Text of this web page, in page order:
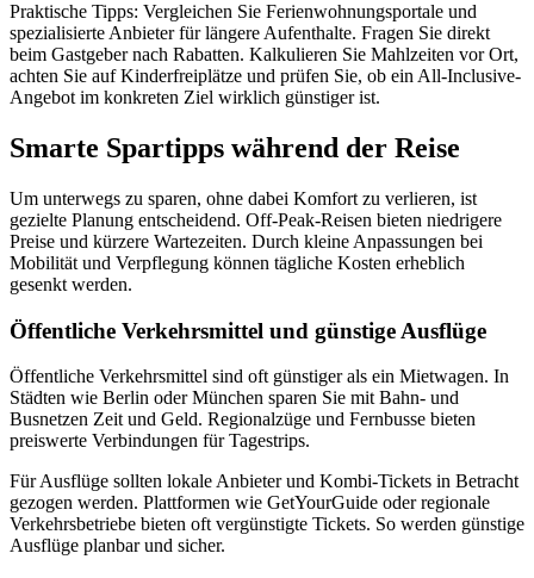
Praktische Tipps: Vergleichen Sie Ferienwohnungsportale und
spezialisierte Anbieter für längere Aufenthalte. Fragen Sie direkt
beim Gastgeber nach Rabatten. Kalkulieren Sie Mahlzeiten vor Ort,
achten Sie auf Kinderfreiplätze und prüfen Sie, ob ein All-Inclusive-
Angebot im konkreten Ziel wirklich günstiger ist.
Smarte Spartipps während der Reise
Um unterwegs zu sparen, ohne dabei Komfort zu verlieren, ist
gezielte Planung entscheidend. Off-Peak-Reisen bieten niedrigere
Preise und kürzere Wartezeiten. Durch kleine Anpassungen bei
Mobilität und Verpflegung können tägliche Kosten erheblich
gesenkt werden.
Öffentliche Verkehrsmittel und günstige Ausflüge
Öffentliche Verkehrsmittel sind oft günstiger als ein Mietwagen. In
Städten wie Berlin oder München sparen Sie mit Bahn- und
Busnetzen Zeit und Geld. Regionalzüge und Fernbusse bieten
preiswerte Verbindungen für Tagestrips.
Für Ausflüge sollten lokale Anbieter und Kombi-Tickets in Betracht
gezogen werden. Plattformen wie GetYourGuide oder regionale
Verkehrsbetriebe bieten oft vergünstigte Tickets. So werden günstige
Ausflüge planbar und sicher.